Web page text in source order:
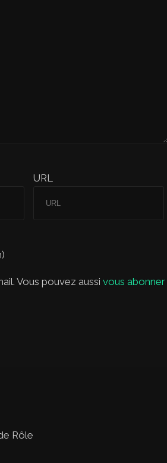
URL
Vous pouvez aussi vous abonner
Rôle